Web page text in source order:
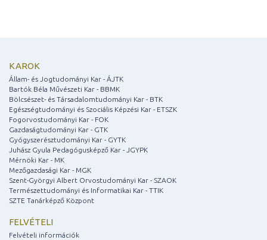
KAROK
Állam- és Jogtudományi Kar - ÁJTK
Bartók Béla Művészeti Kar - BBMK
Bölcsészet- és Társadalomtudományi Kar - BTK
Egészségtudományi és Szociális Képzési Kar - ETSZK
Fogorvostudományi Kar - FOK
Gazdaságtudományi Kar - GTK
Gyógyszerésztudományi Kar - GYTK
Juhász Gyula Pedagógusképző Kar - JGYPK
Mérnöki Kar - MK
Mezőgazdasági Kar - MGK
Szent-Györgyi Albert Orvostudományi Kar - SZAOK
Természettudományi és Informatikai Kar - TTIK
SZTE Tanárképző Központ
FELVÉTELI
Felvételi információk